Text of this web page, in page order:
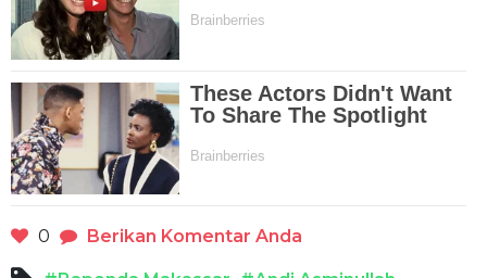
0 Berikan Komentar Anda